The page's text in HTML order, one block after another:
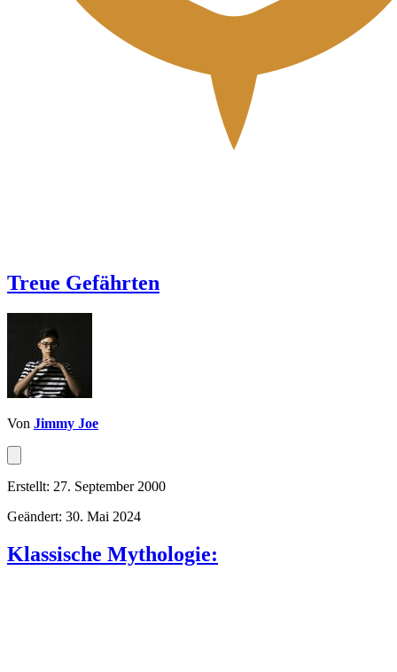
Treue Gefährten
Von Jimmy Joe
Erstellt: 27. September 2000
Geändert: 30. Mai 2024
Klassische Mythologie: